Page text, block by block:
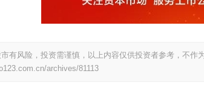
有风险，投资需谨慎，以上内容仅供投资者参考，不作
archives/81113